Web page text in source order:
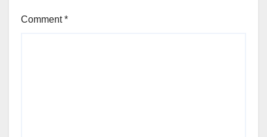
Comment*